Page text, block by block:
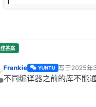
离线
Frankie YUNTU 写于2025年
最后由 编辑
不同编译器之前的库不能通